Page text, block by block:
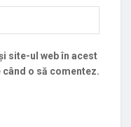
site-ul web în acest
o să comentez.